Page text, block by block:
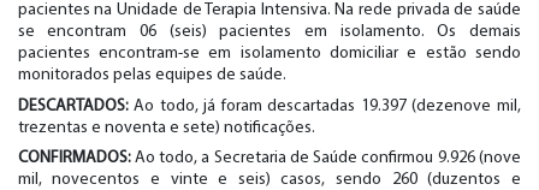
pacientes na Unidade de Terapia Intensiva. Na rede privada de saúde
se encontram 06 (seis) pacientes em isolamento. Os demais
pacientes encontram-se em isolamento domiciliar e estão sendo
monitorados pelas equipes de saúde.
DESCARTADOS:Ao todo, já foram descartadas 19.397 (dezenove mil,
trezentas e noventa e sete) notificações.
CONFIRMADOS:Ao todo, a Secretaria de Saúde confirmou 9.926 (nove
mil, novecentos e vinte e seis) casos, sendo 260 (duzentos e